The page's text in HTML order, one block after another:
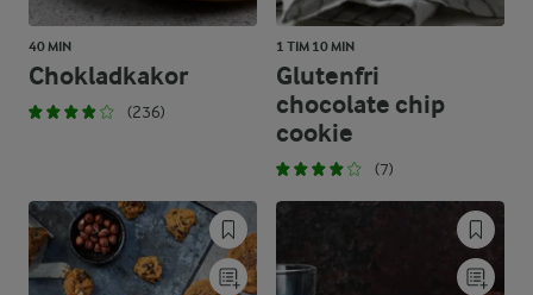
40 MIN
Chokladkakor
(236)
1 TIM 10 MIN
Glutenfri
chocolate chip
cookie
(7)